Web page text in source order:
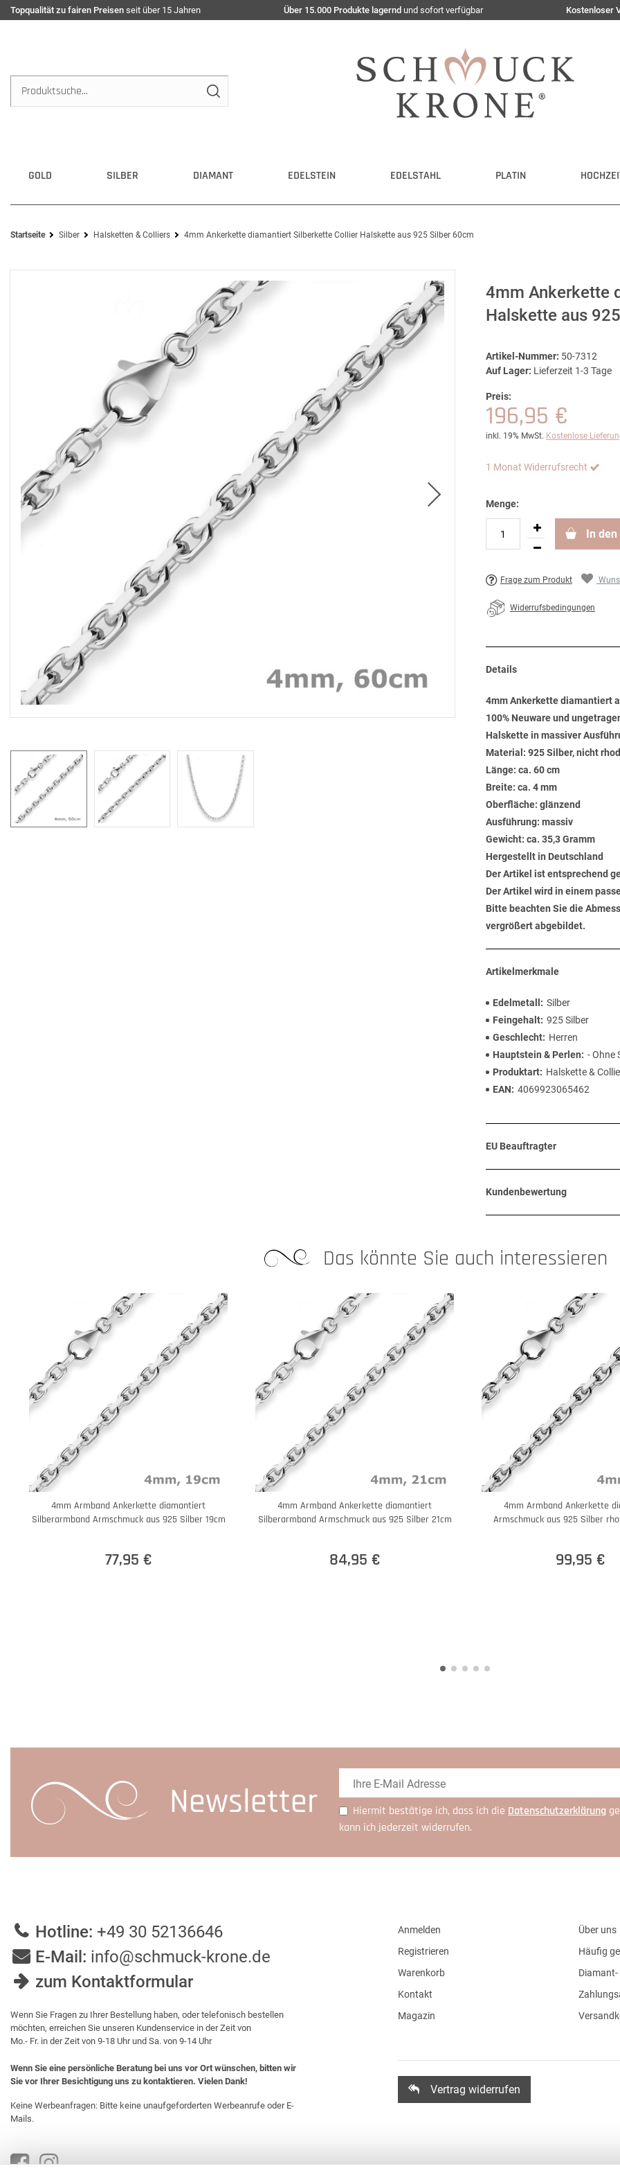
Topqualität zu fairen Preisen seit über 15 Jahren Über 15.000 Produkte lagernd und sofort verfügbar Kostenloser
GOLD SILBER DIAMANT EDELSTEIN EDELSTAHL PLATIN
Startseite Silber Halsketten & Colliers 4mm Ankerkette diamantiert Silberkette Collier Halskette aus 925 Silber 60cm
4mm Ankerkette
Halskette aus
Artikel-Nummer: 50-7312
Auf Lager: Lieferzeit 1-3 Tage
Preis:
196,95 €
inkl. 19% MwSt. Kostenlose
1 Monat Widerrufsrecht
Menge:
In
Frage zum Produkt
Widerrufsbedingungen
Details
4mm Ankerkette diamantiert
100% Neuware und
Halskette in massiver
Material: 925 Silber, nicht
Länge: ca. 60 cm
Breite: ca. 4 mm
Oberfläche: glänzend
Ausführung: massiv
Gewicht: ca. 35,3 Gramm
Hergestellt in Deutschland
Der Artikel ist entsprechend
Der Artikel wird in einem
Bitte beachten Sie die
vergrößert abgebildet.
Artikelmerkmale
Edelmetall
Silber
Feingehalt 925 Silber
Geschlecht
Herren
Hauptstein & Perlen
- Ohne
Produktart
Halskette &
EAN
4069923065462
EU Beauftragter
Kundenbewertung
Das könnte Sie auch interessieren
4mm Armband Ankerkette diamantiert
Silberarmband Armschmuck aus 925 Silber 19cm
77,95 €
4mm Armband Ankerkette diamantiert
Silberarmband Armschmuck aus 925 Silber 21cm
84,95 €
4mm Armband Ankerkette
Armschmuck aus 925 Silber
99,95 €
Newsletter Hiermit bestätige ich, dass ich die Daten­schutz­erklärung
kann ich jederzeit widerrufen.
Hotline: +49 30 52136646
E-Mail: info@schmuck-krone.de
zum Kontaktformular
Wenn Sie Fragen zu Ihrer Bestellung haben, oder telefonisch bestellen
möchten, erreichen Sie unseren Kundenservice in der Zeit von
Mo.- Fr. in der Zeit von 9-18 Uhr und Sa. von 9-14 Uhr
Wenn Sie eine persönliche Beratung bei uns vor Ort wünschen, bitten wir
Sie vor Ihrer Besichtigung uns zu kontaktieren. Vielen Dank!
Keine Werbeanfragen: Bitte keine unaufgeforderten Werbeanrufe oder E-
Mails.
Anmelden
Registrieren
Warenkorb
Kontakt
Magazin
Über uns
Häufig
Vertrag widerrufen